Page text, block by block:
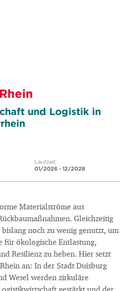
und Logistik in
Laufzeit
01/2026 - 12/2028
Materialströme aus
Gleichzeitig
noch zu wenig genutzt, um
für ökologische Entlastung,
Resilienz zu heben. Hier setzt
an: In der Stadt Duisburg
Wesel werden zirkuläre